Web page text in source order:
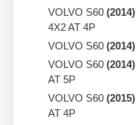
VOLVO S60 (2014)
4X2 AT 4P
VOLVO S60 (2014)
VOLVO S60 (2014)
AT 5P
VOLVO S60 (2015)
AT 4P